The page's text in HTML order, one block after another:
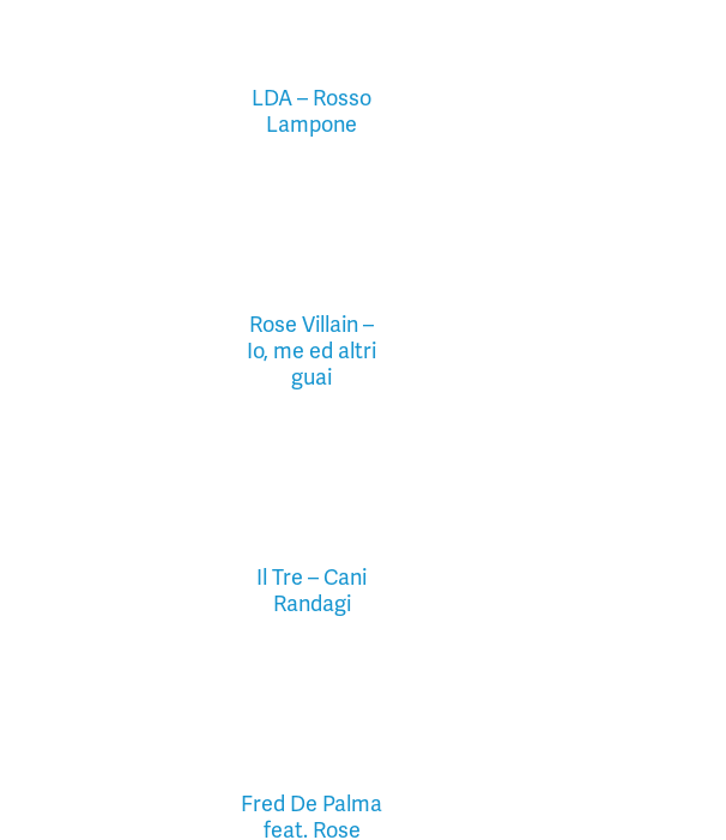
LDA – Rosso
Lampone
Rose Villain –
Io, me ed altri
guai
Il Tre – Cani
Randagi
Fred De Palma
feat. Rose